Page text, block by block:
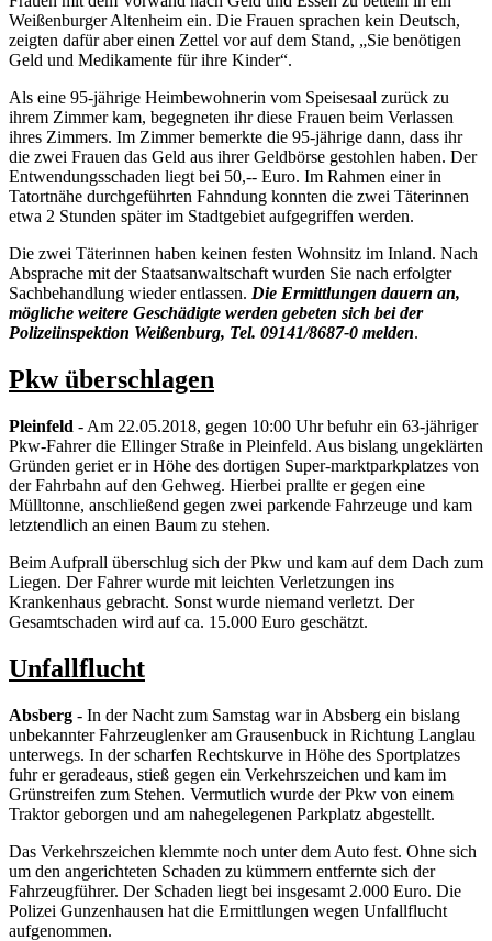
Weißenburger Altenheim ein. Die Frauen sprachen kein Deutsch,
zeigten dafür aber einen Zettel vor auf dem Stand, „Sie benötigen
Geld und Medikamente für ihre Kinder“.
Als eine 95-jährige Heimbewohnerin vom Speisesaal zurück zu
ihrem Zimmer kam, begegneten ihr diese Frauen beim Verlassen
ihres Zimmers. Im Zimmer bemerkte die 95-jährige dann, dass ihr
die zwei Frauen das Geld aus ihrer Geldbörse gestohlen haben. Der
Entwendungsschaden liegt bei 50,-- Euro. Im Rahmen einer in
Tatortnähe durchgeführten Fahndung konnten die zwei Täterinnen
etwa 2 Stunden später im Stadtgebiet aufgegriffen werden.
Die zwei Täterinnen haben keinen festen Wohnsitz im Inland. Nach
Absprache mit der Staatsanwaltschaft wurden Sie nach erfolgter
Sachbehandlung wieder entlassen. Die Ermittlungen dauern an,
mögliche weitere Geschädigte werden gebeten sich bei der
Polizeiinspektion Weißenburg, Tel. 09141/8687-0 melden.
Pkw überschlagen
Pleinfeld - Am 22.05.2018, gegen 10:00 Uhr befuhr ein 63-jähriger
Pkw-Fahrer die Ellinger Straße in Pleinfeld. Aus bislang ungeklärten
Gründen geriet er in Höhe des dortigen Super-marktparkplatzes von
der Fahrbahn auf den Gehweg. Hierbei prallte er gegen eine
Mülltonne, anschließend gegen zwei parkende Fahrzeuge und kam
letztendlich an einen Baum zu stehen.
Beim Aufprall überschlug sich der Pkw und kam auf dem Dach zum
Liegen. Der Fahrer wurde mit leichten Verletzungen ins
Krankenhaus gebracht. Sonst wurde niemand verletzt. Der
Gesamtschaden wird auf ca. 15.000 Euro geschätzt.
Unfallflucht
Absberg - In der Nacht zum Samstag war in Absberg ein bislang
unbekannter Fahrzeuglenker am Grausenbuck in Richtung Langlau
unterwegs. In der scharfen Rechtskurve in Höhe des Sportplatzes
fuhr er geradeaus, stieß gegen ein Verkehrszeichen und kam im
Grünstreifen zum Stehen. Vermutlich wurde der Pkw von einem
Traktor geborgen und am nahegelegenen Parkplatz abgestellt.
Das Verkehrszeichen klemmte noch unter dem Auto fest. Ohne sich
um den angerichteten Schaden zu kümmern entfernte sich der
Fahrzeugführer. Der Schaden liegt bei insgesamt 2.000 Euro. Die
Polizei Gunzenhausen hat die Ermittlungen wegen Unfallflucht
aufgenommen.